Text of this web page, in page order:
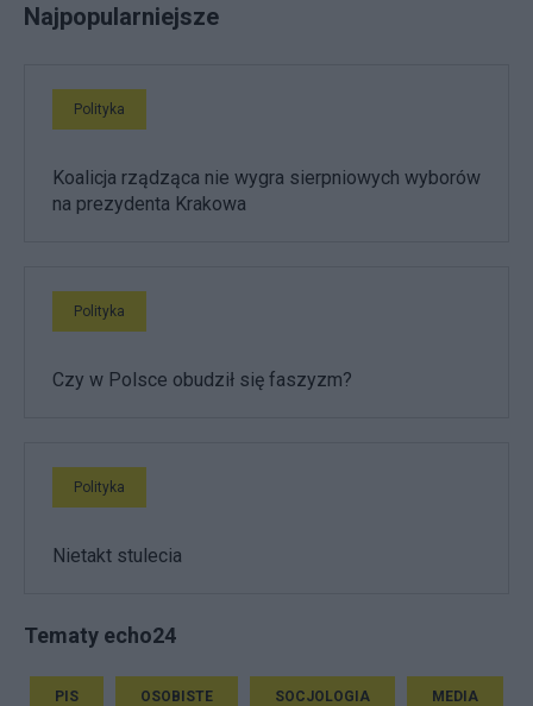
Najpopularniejsze
Polityka
Koalicja rządząca nie wygra sierpniowych wyborów
na prezydenta Krakowa
Polityka
Czy w Polsce obudził się faszyzm?
Polityka
Nietakt stulecia
Tematy echo24
PIS OSOBISTE SOCJOLOGIA MEDIA